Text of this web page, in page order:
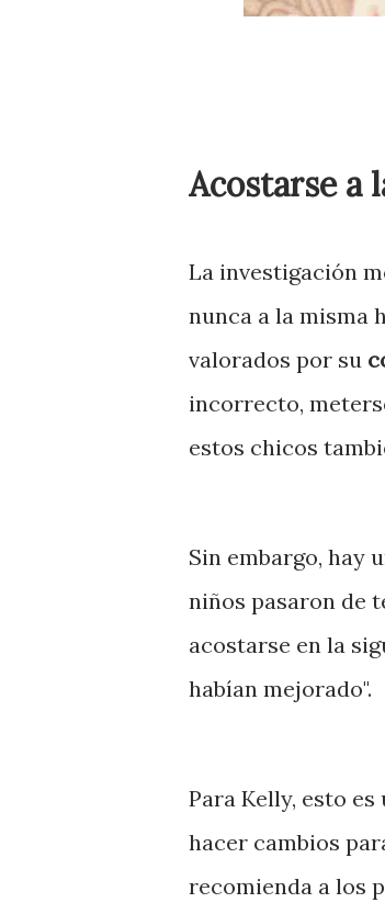
Acostarse a
La investigación
nunca a la misma
valorados por su
incorrecto,
estos chicos
Sin embargo, hay
niños pasaron de
acostarse en la
habían mejorado".
Para Kelly, esto
hacer cambios
recomienda a los